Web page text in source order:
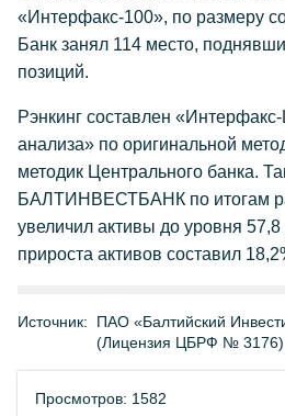
«Интерфакс-100», по размеру
Банк занял 114 место,
позиций.
Рэнкинг составлен
анализа» по оригинальной
методик Центрального банка.
БАЛТИНВЕСТБАНК по итогам
увеличил активы до уровня
прироста активов составил
Источник:
ПАО «Балтийский
(Лицензия ЦБРФ № 3176)
Просмотров: 1582